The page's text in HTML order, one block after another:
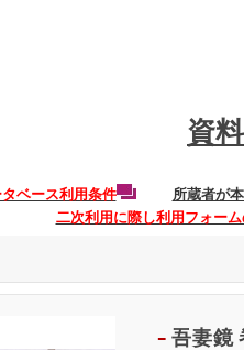
資
タベース利用条件 所蔵者が
二次利用に際し利用フォーム
吾妻鏡